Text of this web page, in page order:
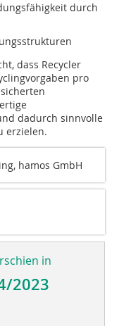
durch
dass Recycler
pro
dadurch sinnvolle
erzielen.
hamos GmbH
in
2023